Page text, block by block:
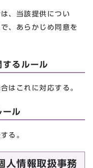
、当該提供につい
、あらかじめ同意を
るルール
はこれに対応する。
ル
る。
人情報取扱事務